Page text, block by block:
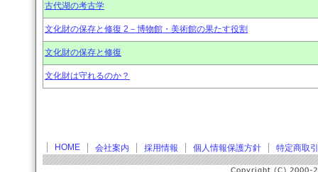
古代湖の考古学
文化財の保存と修復 2－博物館・美術館の果たす役割
文化財の保存と修復
文化財は守れるのか？
HOME 会社案内 採用情報 個人情報保護方針 特定商取